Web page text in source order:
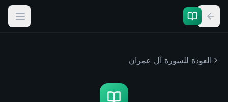
العودة للسورة آل عمران